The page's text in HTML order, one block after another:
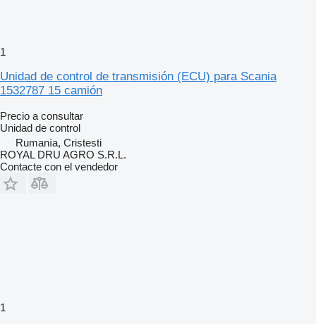
1
Unidad de control de transmisión (ECU) para Scania
1532787 15 camión
Precio a consultar
Unidad de control
Rumanía, Cristesti
ROYAL DRU AGRO S.R.L.
Contacte con el vendedor
1